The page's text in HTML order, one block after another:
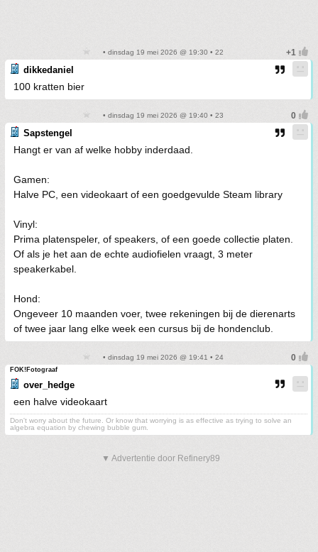
• dinsdag 19 mei 2026 @ 19:30 • 22
dikkedaniel
100 kratten bier
• dinsdag 19 mei 2026 @ 19:40 • 23
Sapstengel
Hangt er van af welke hobby inderdaad.
Gamen:
Halve PC, een videokaart of een goedgevulde Steam library
Vinyl:
Prima platenspeler, of speakers, of een goede collectie platen.
Of als je het aan de echte audiofielen vraagt, 3 meter
speakerkabel.
Hond:
Ongeveer 10 maanden voer, twee rekeningen bij de dierenarts
of twee jaar lang elke week een cursus bij de hondenclub.
• dinsdag 19 mei 2026 @ 19:41 • 24
FOK!Fotograaf
over_hedge
een halve videokaart
Don't worry about the future. Or know that worrying is as effective as trying to solve an
algebra equation by chewing bubble gum.
▼ Advertentie door Refinery89